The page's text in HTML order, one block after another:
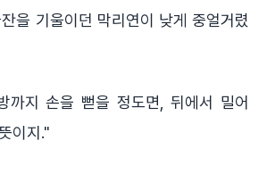
을 기울이던 막리연이 낮게 중얼거렸
까지 손을 뻗을 정도면, 뒤에서 밀어
이지."